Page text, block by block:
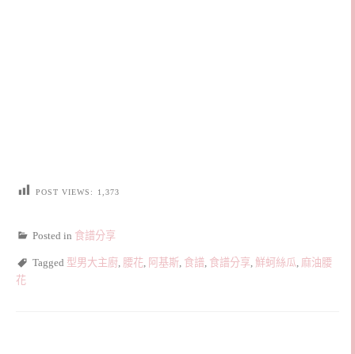
POST VIEWS: 1,373
Posted in 食譜分享
Tagged 型男大主廚, 腰花, 阿基斯, 食譜, 食譜分享, 鮮蚵絲瓜, 麻油腰
花